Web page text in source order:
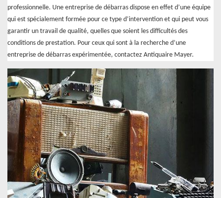
professionnelle. Une entreprise de débarras dispose en effet d’une équipe
qui est spécialement formée pour ce type d’intervention et qui peut vous
garantir un travail de qualité, quelles que soient les difficultés des
conditions de prestation. Pour ceux qui sont à la recherche d’une
entreprise de débarras expérimentée, contactez Antiquaire Mayer.